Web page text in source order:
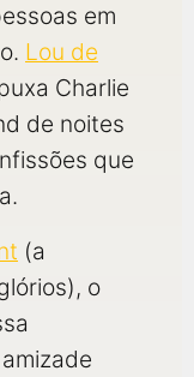
em
Lou de
Charlie
de noites
que
(a
o